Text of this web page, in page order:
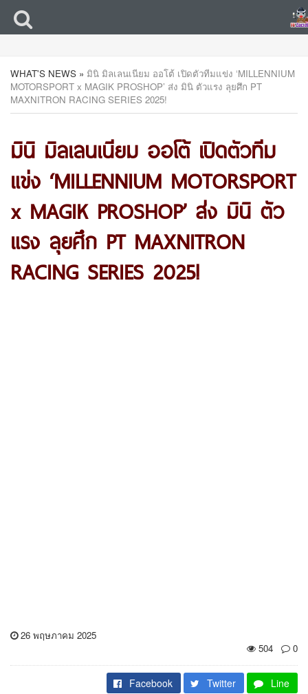
WHAT'S NEWS » มินิ มิลเลนเนียม ออโต้ เปิดตัวทีมแข่ง ‘MILLENNIUM
MOTORSPORT x MAGIK PROSHOP’ ส่ง มินิ ตัวแรง ลุยศึก PT
MAXNITRON RACING SERIES 2025!
มินิ มิลเลนเนียม ออโต้ เปิดตัวทีม
แข่ง ‘MILLENNIUM MOTORSPORT
x MAGIK PROSHOP’ ส่ง มินิ ตัว
แรง ลุยศึก PT MAXNITRON
RACING SERIES 2025!
26 พฤษภาคม 2025
504
0
Facebook Twitter Line